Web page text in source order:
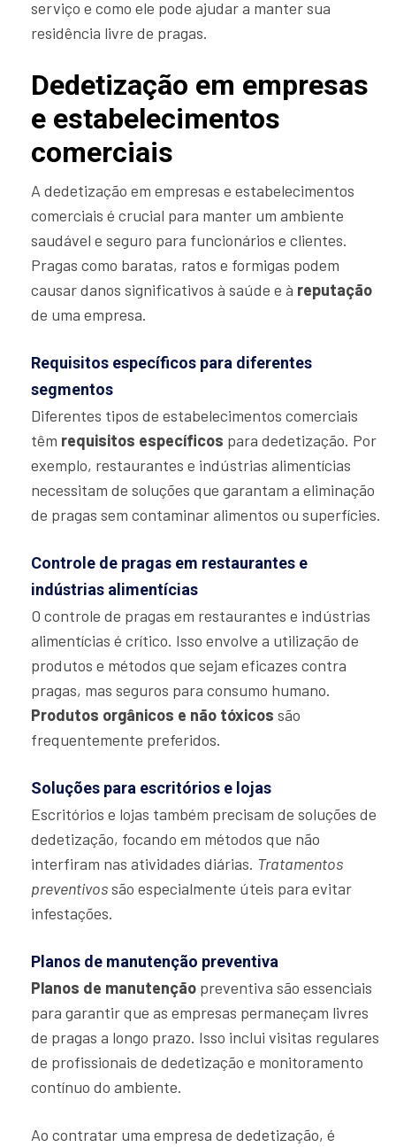
serviço e como ele pode ajudar a manter sua
residência livre de pragas.
Dedetização em empresas
e estabelecimentos
comerciais
A dedetização em empresas e estabelecimentos
comerciais é crucial para manter um ambiente
saudável e seguro para funcionários e clientes.
Pragas como baratas, ratos e formigas podem
causar danos significativos à saúde e à reputação
de uma empresa.
Requisitos específicos para diferentes
segmentos
Diferentes tipos de estabelecimentos comerciais
têm requisitos específicos para dedetização. Por
exemplo, restaurantes e indústrias alimentícias
necessitam de soluções que garantam a eliminação
de pragas sem contaminar alimentos ou superfícies.
Controle de pragas em restaurantes e
indústrias alimentícias
O controle de pragas em restaurantes e indústrias
alimentícias é crítico. Isso envolve a utilização de
produtos e métodos que sejam eficazes contra
pragas, mas seguros para consumo humano.
Produtos orgânicos e não tóxicos são
frequentemente preferidos.
Soluções para escritórios e lojas
Escritórios e lojas também precisam de soluções de
dedetização, focando em métodos que não
interfiram nas atividades diárias. Tratamentos
preventivossão especialmente úteis para evitar
infestações.
Planos de manutenção preventiva
Planos de manutenção preventiva são essenciais
para garantir que as empresas permaneçam livres
de pragas a longo prazo. Isso inclui visitas regulares
de profissionais de dedetização e monitoramento
contínuo do ambiente.
Ao contratar uma empresa de dedetização, é